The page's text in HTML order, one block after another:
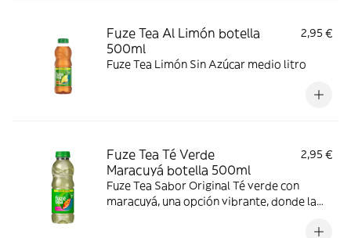
Fuze Tea Al Limón botella
500ml
2,95 €
Fuze Tea Limón Sin Azúcar medio litro
Fuze Tea Té Verde
Maracuyá botella 500ml
2,95 €
Fuze Tea Sabor Original Té verde con
maracuyá, una opción vibrante, donde la